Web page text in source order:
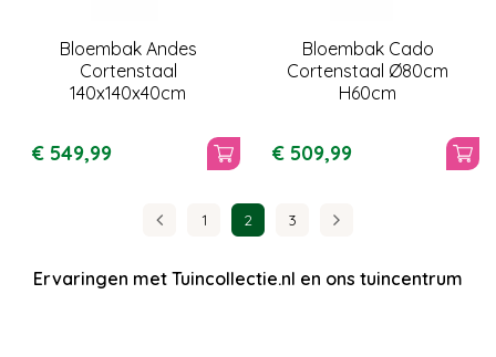
Bloembak Andes
Cortenstaal
140x140x40cm
€ 549,99
Bloembak Cado
Cortenstaal Ø80cm
H60cm
€ 509,99
1 2 3
Ervaringen met Tuincollectie.nl en ons tuincentrum